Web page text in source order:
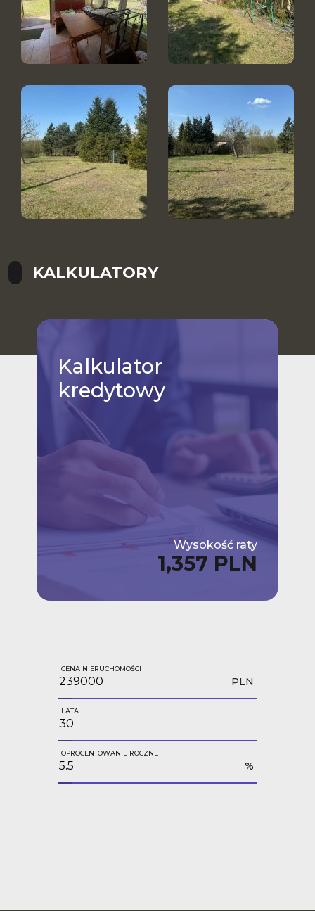
KALKULATORY
Kalkulator
kredytowy
Wysokość raty
1,357 PLN
CENA NIERUCHOMOŚCI
PLN
LATA
OPROCENTOWANIE ROCZNE
%